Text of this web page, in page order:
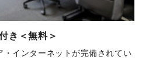
き＜無料＞
・インターネットが完備されてい